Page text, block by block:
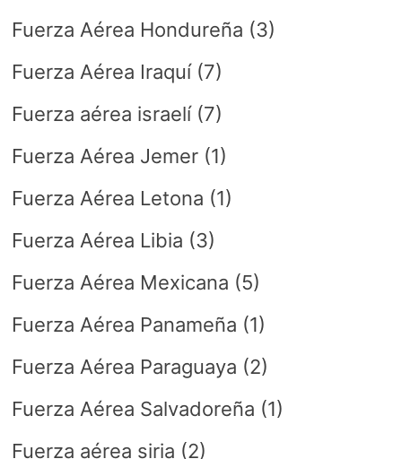
Fuerza Aérea Hondureña (3)
Fuerza Aérea Iraquí(7)
Fuerza aérea israelí(7)
Fuerza Aérea Jemer(1)
Fuerza Aérea Letona (1)
Fuerza Aérea Libia (3)
Fuerza Aérea Mexicana (5)
Fuerza Aérea Panameña (1)
Fuerza Aérea Paraguaya (2)
Fuerza Aérea Salvadoreña (1)
Fuerza aérea siria (2)